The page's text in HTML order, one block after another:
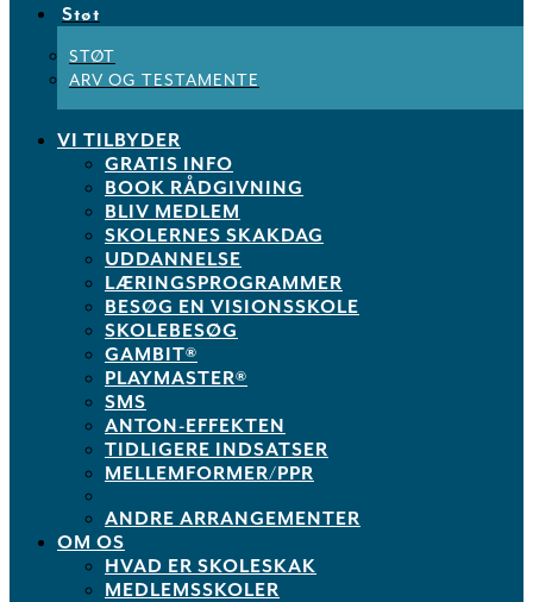
Støt
STØT
ARV OG TESTAMENTE
VI TILBYDER
GRATIS INFO
BOOK RÅDGIVNING
BLIV MEDLEM
SKOLERNES SKAKDAG
UDDANNELSE
LÆRINGSPROGRAMMER
BESØG EN VISIONSSKOLE
SKOLEBESØG
GAMBIT®
PLAYMASTER®
SMS
ANTON-EFFEKTEN
TIDLIGERE INDSATSER
MELLEMFORMER/PPR
ANDRE ARRANGEMENTER
OM OS
HVAD ER SKOLESKAK
MEDLEMSSKOLER